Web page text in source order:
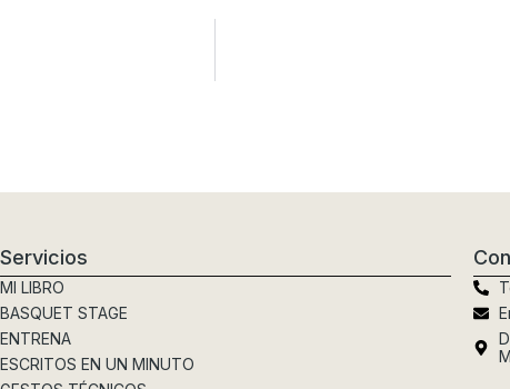
Servicios
MI LIBRO
BASQUET STAGE
ENTRENA
ESCRITOS EN UN MINUTO